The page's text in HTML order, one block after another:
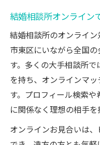
結婚相談所オ
自分に合った
結婚相談所オ
結婚相談所オンライン
結婚相談所のオンライ
市東区にいながら全国
す。多くの大手相談所
を持ち、オンラインマ
す。プロフィール検索
に関係なく理想の相手を
オンラインお見合いは